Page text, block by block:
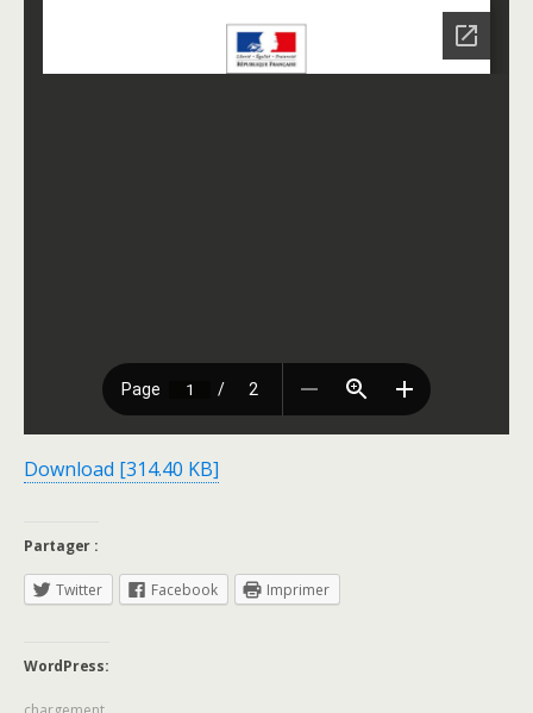
Download [314.40 KB]
Partager :
Twitter Facebook Imprimer
WordPress: